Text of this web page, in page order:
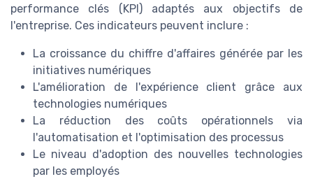
performance clés (KPI) adaptés aux objectifs de
l'entreprise. Ces indicateurs peuvent inclure :
La croissance du chiffre d'affaires générée par les
initiatives numériques
L'amélioration de l'expérience client grâce aux
technologies numériques
La réduction des coûts opérationnels via
l'automatisation et l'optimisation des processus
Le niveau d'adoption des nouvelles technologies
par les employés